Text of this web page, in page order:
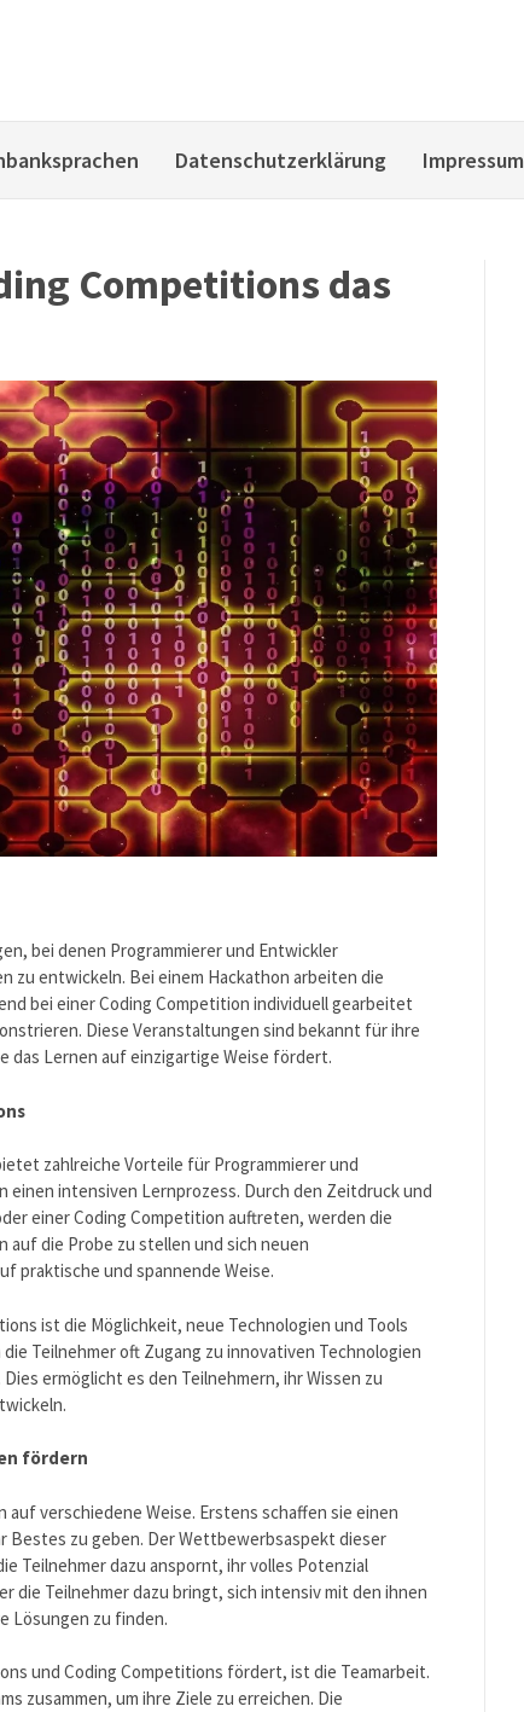
Datenschutzerklärung Impressum
Competitions das
bei denen Programmierer und Entwickler
zu entwickeln. Bei einem Hackathon arbeiten die
bei einer Coding Competition individuell gearbeitet
Diese Veranstaltungen sind bekannt für ihre
Lernen auf einzigartige Weise fördert.
zahlreiche Vorteile für Programmierer und
einen intensiven Lernprozess. Durch den Zeitdruck und
einer Coding Competition auftreten, werden die
auf die Probe zu stellen und sich neuen
praktische und spannende Weise.
ist die Möglichkeit, neue Technologien und Tools
Teilnehmer oft Zugang zu innovativen Technologien
ermöglicht es den Teilnehmern, ihr Wissen zu
fördern
verschiedene Weise. Erstens schaffen sie einen
Bestes zu geben. Der Wettbewerbsaspekt dieser
Teilnehmer dazu anspornt, ihr volles Potenzial
die Teilnehmer dazu bringt, sich intensiv mit den ihnen
Lösungen zu finden.
und Coding Competitions fördert, ist die Teamarbeit.
zusammen, um ihre Ziele zu erreichen. Die